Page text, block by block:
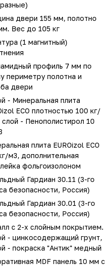
двери 155 мм, полотно
Вес до 105 кг
(1 магнитный)
профиль 7 мм по
периметру полотна и
двери
- Минеральная плита
ECO плотностью 100 кг/
слой - Пенополистирол 10
плита EUROizol ECO
м3, дополнительная
фольгоизолоном
Гардиан 30.11 (3-го
безопасности, Россия)
Гардиан 30.01 (3-го
безопасности, Россия)
с 2-х слойным покрытием.
- цинкосодержащий грунт,
- покраска "Антик" медный
MDF панель 10 мм с